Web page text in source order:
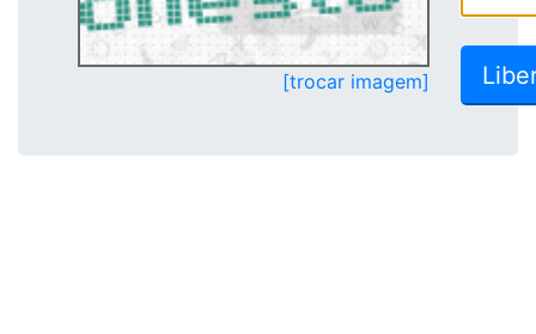
[trocar imagem]